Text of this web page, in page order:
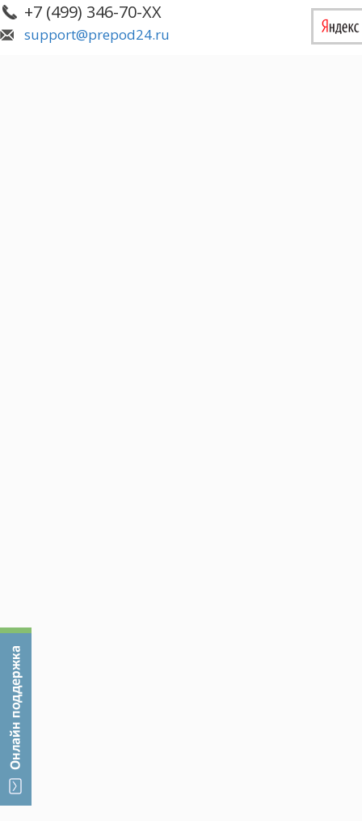
+7 (499) 346-70-XX
support@prepod24.ru